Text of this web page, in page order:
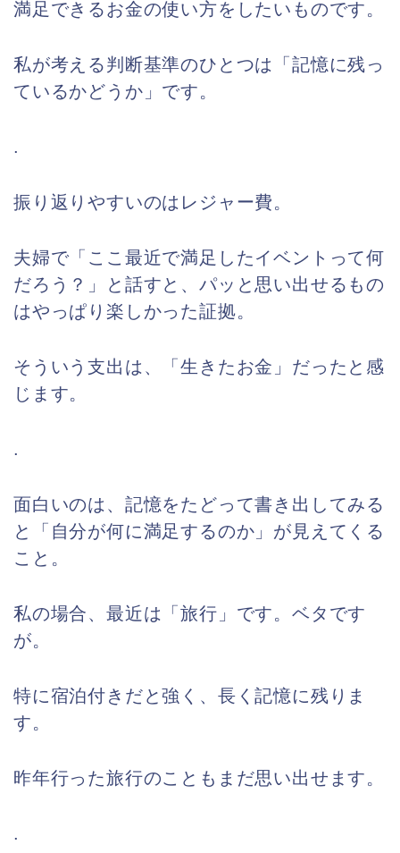
満足できるお金の使い方をしたいものです。
私が考える判断基準のひとつは「記憶に残っ
ているかどうか」です。
.
振り返りやすいのはレジャー費。
夫婦で「ここ最近で満足したイベントって何
だろう？」と話すと、パッと思い出せるもの
はやっぱり楽しかった証拠。
そういう支出は、「生きたお金」だったと感
じます。
.
面白いのは、記憶をたどって書き出してみる
と「自分が何に満足するのか」が見えてくる
こと。
私の場合、最近は「旅行」です。ベタです
が。
特に宿泊付きだと強く、長く記憶に残りま
す。
昨年行った旅行のこともまだ思い出せます。
.